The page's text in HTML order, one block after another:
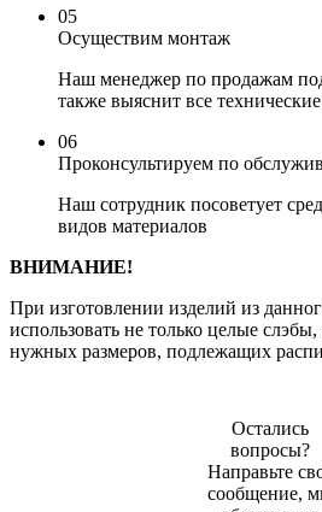
05
Осуществим монтаж
Наш менеджер по продажам
также выяснит все
06
Проконсультируем по
Наш сотрудник посоветует
видов материалов
ВНИМАНИЕ!
При изготовлении изделий из
использовать не только целые
нужных размеров, подлежащих
Остались
вопросы?
Направьте
сообщение,